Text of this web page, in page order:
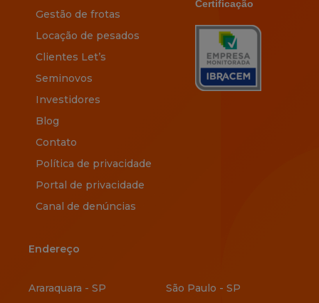
Gestão de frotas
Locação de pesados
Clientes Let’s
Seminovos
Investidores
Blog
Contato
Política de privacidade
Portal de privacidade
Canal de denúncias
Certificação
Endereço
Araraquara - SP São Paulo - SP